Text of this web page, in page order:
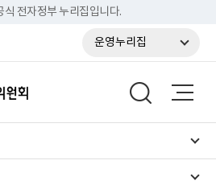
식 전자정부 누리집입니다.
운영누리집